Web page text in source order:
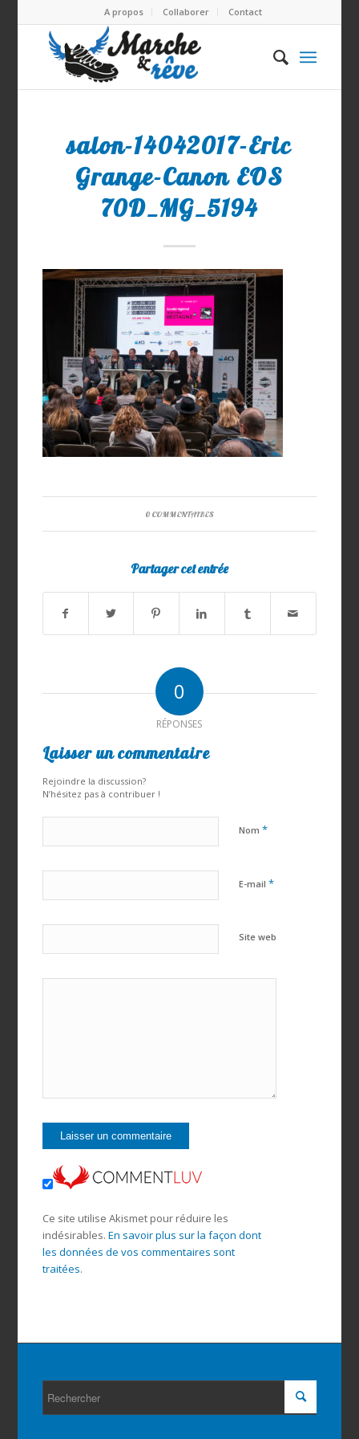
A propos Collaborer Contact
salon-14042017-Eric
Grange-Canon EOS
70D_MG_5194
0 COMMENTAIRES
Partager cet entrée
0
RÉPONSES
Laisser un commentaire
Rejoindre la discussion?
N’hésitez pas à contribuer !
Nom *
E-mail *
Site web
Ce site utilise Akismet pour réduire les
indésirables. En savoir plus sur la façon dont
les données de vos commentaires sont
traitées.